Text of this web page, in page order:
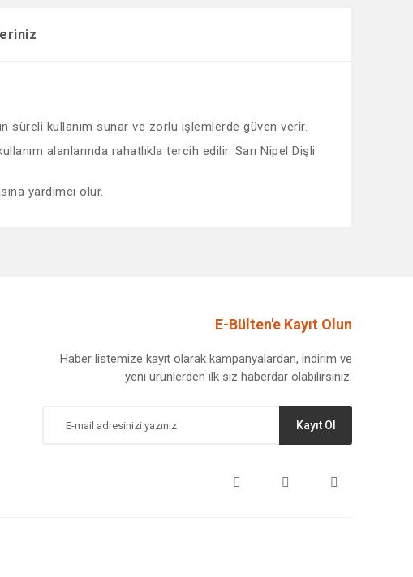
süreli kullanım sunar ve zorlu işlemlerde güven verir.
alanlarında rahatlıkla tercih edilir. Sarı Nipel Dişli
yardımcı olur.
E-Bülten'e Kayıt Olun
Haber listemize kayıt olarak kampanyalardan, indirim ve
yeni ürünlerden ilk siz haberdar olabilirsiniz.
Kayıt Ol